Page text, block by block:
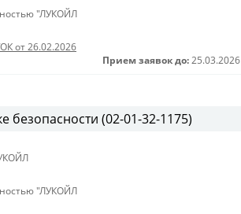
"ЛУКОЙЛ
от 26.02.2026
Прием заявок до: 25.03.2026
(02-01-32-1175)
"ЛУКОЙЛ